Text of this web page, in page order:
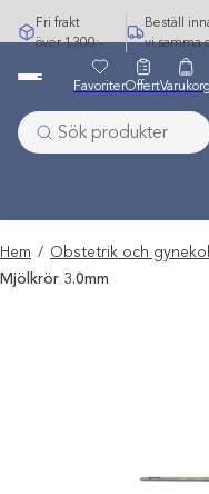
Hoppa
till
Fri frakt
över 1300:-
Beställ
vi samma
FavoriterOffertVarukorg
Hem / Obstetrik och
Mjölkrör 3.0mm